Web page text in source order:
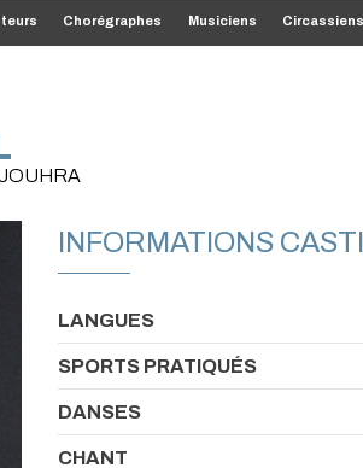
Chorégraphes Musiciens Circassiens
INFORMATIONS
LANGUES
SPORTS PRATIQUÉS
DANSES
CHANT